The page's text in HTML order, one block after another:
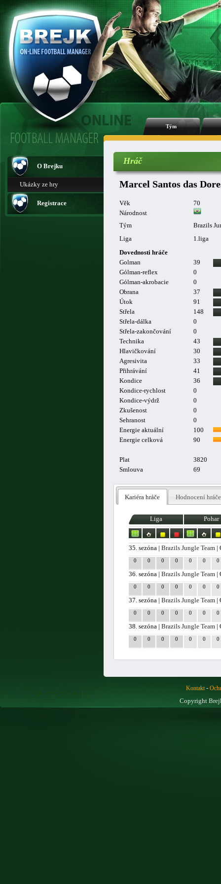
Tým
O Brejku
Ukázky ze hry
Registrace
Hráč
Marcel Santos das
Věk
70
Národnost
Tým
Brazils
Liga
1.liga
Dovednosti hráče
Golman
39
Gólman-reflex
0
Gólman-akrobacie
0
Obrana
37
Útok
91
Střela
148
Střela-dálka
0
Střela-zakončování
0
Technika
43
Hlavičkování
30
Agresivita
33
Přihrávání
41
Kondice
36
Kondice-rychlost
0
Kondice-výdrž
0
Zkušenost
0
Sehranost
0
Energie aktuální
100
Energie celková
90
Plat
3820
Smlouva
69
Kariéra hráče Hodnocení hráče
Liga Pohar
35. sezóna |Brazils Jungle Team |
0 0 0 0 0 0 0
36. sezóna |Brazils Jungle Team |
0 0 0 0 0 0 0
37. sezóna |Brazils Jungle Team |
0 0 0 0 0 0 0
38. sezóna |Brazils Jungle Team |
0 0 0 0 0 0 0
Kontakt-
Copyright